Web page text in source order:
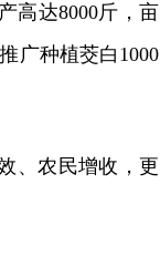
高达8000斤，亩
广种植茭白1000
、农民增收，更